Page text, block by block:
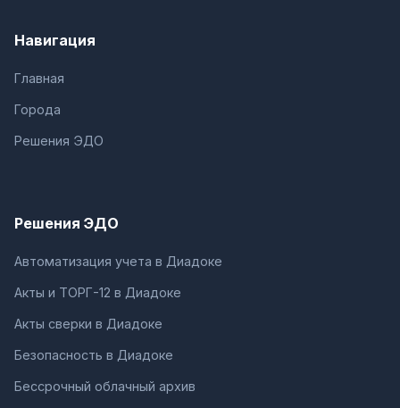
Навигация
Главная
Города
Решения ЭДО
Решения ЭДО
Автоматизация учета в Диадоке
Акты и ТОРГ-12 в Диадоке
Акты сверки в Диадоке
Безопасность в Диадоке
Бессрочный облачный архив